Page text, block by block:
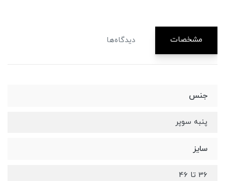
مشخصات دیدگاه‌ها
جنس
پنبه سوپر
سایز
36 تا 46